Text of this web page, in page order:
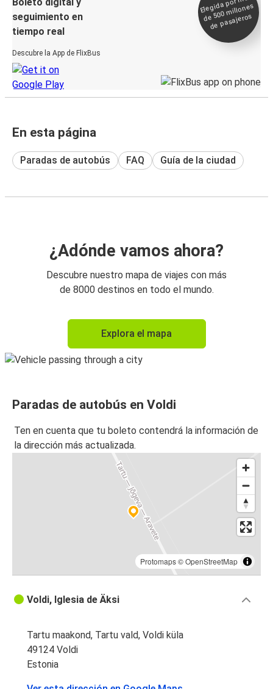
seguimiento en
tiempo real
Descubre la App de FlixBus
millones
de pasajeros
En esta página
Paradas de autobús FAQ Guía de la ciudad
¿Adónde vamos ahora?
Descubre nuestro mapa de viajes con más
de 8000 destinos en todo el mundo.
Explora el mapa
Paradas de autobús en Voldi
Ten en cuenta que tu boleto contendrá la información de
la dirección más actualizada.
Protomaps©OpenStreetMap
Voldi, Iglesia de Äksi
Tartu maakond, Tartu vald, Voldi küla
49124 Voldi
Estonia